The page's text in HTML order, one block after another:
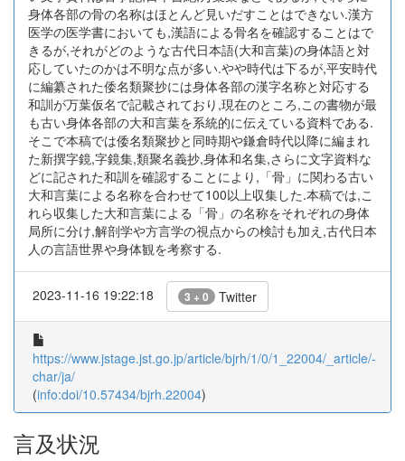
身体各部の骨の名称はほとんど見いだすことはできない.漢方
医学の医学書においても,漢語による骨名を確認することはで
きるが,それがどのような古代日本語(大和言葉)の身体語と対
応していたのかは不明な点が多い.やや時代は下るが,平安時代
に編纂された倭名類聚抄には身体各部の漢字名称と対応する
和訓が万葉仮名で記載されており,現在のところ,この書物が最
も古い身体各部の大和言葉を系統的に伝えている資料である.
そこで本稿では倭名類聚抄と同時期や鎌倉時代以降に編まれ
た新撰字鏡,字鏡集,類聚名義抄,身体和名集,さらに文字資料な
どに記された和訓を確認することにより,「骨」に関わる古い
大和言葉による名称を合わせて100以上収集した.本稿では,こ
れら収集した大和言葉による「骨」の名称をそれぞれの身体
局所に分け,解剖学や方言学の視点からの検討も加え,古代日本
人の言語世界や身体観を考察する.
2023-11-16 19:22:18 3 + 0 Twitter
https://www.jstage.jst.go.jp/article/bjrh/1/0/1_22004/_article/-
char/ja/
(info:doi/10.57434/bjrh.22004)
言及状況